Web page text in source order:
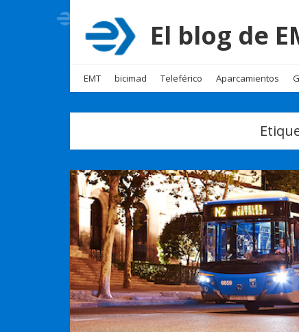
El blog de
EMT bicimad Teleférico Aparcamientos